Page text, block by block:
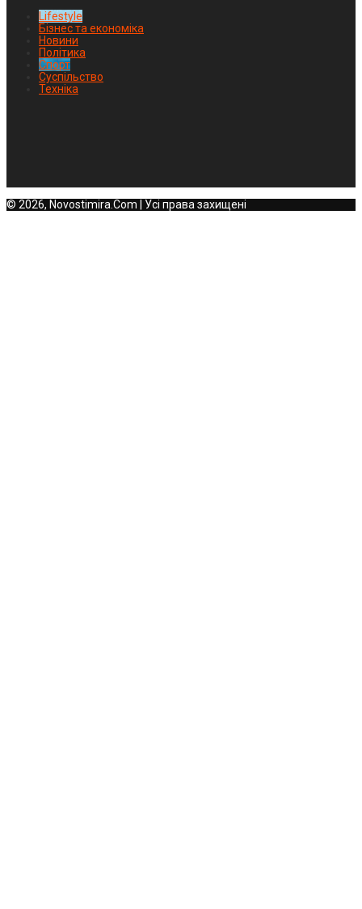
Lifestyle
Бізнес та економіка
Новини
Політика
Спорт
Суспільство
Техніка
© 2026, Novostimira.Com | Усі права захищені